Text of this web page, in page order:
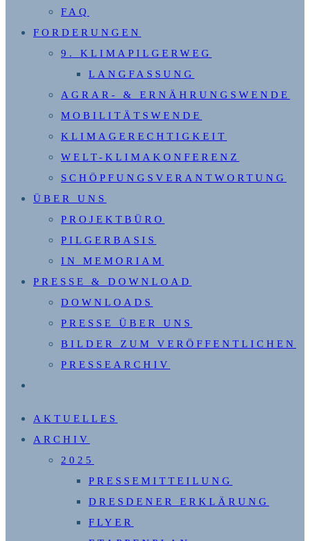
FAQ
FORDERUNGEN
9. KLIMAPILGERWEG
LANGFASSUNG
AGRAR- & ERNÄHRUNGSWENDE
MOBILITÄTSWENDE
KLIMAGERECHTIGKEIT
WELT-KLIMAKONFERENZ
SCHÖPFUNGSVERANTWORTUNG
ÜBER UNS
PROJEKTBÜRO
PILGERBASIS
IN MEMORIAM
PRESSE & DOWNLOAD
DOWNLOADS
PRESSE ÜBER UNS
BILDER ZUM VERÖFFENTLICHEN
PRESSEARCHIV
UMSCHALTEN
AKTUELLES
ARCHIV
2025
PRESSEMITTEILUNG
DRESDENER ERKLÄRUNG
FLYER